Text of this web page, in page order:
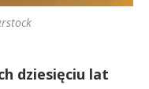
dziesięciu lat